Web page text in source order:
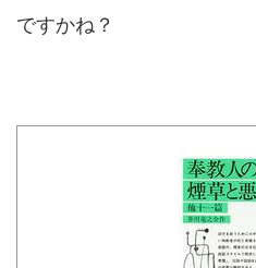
ですかね？